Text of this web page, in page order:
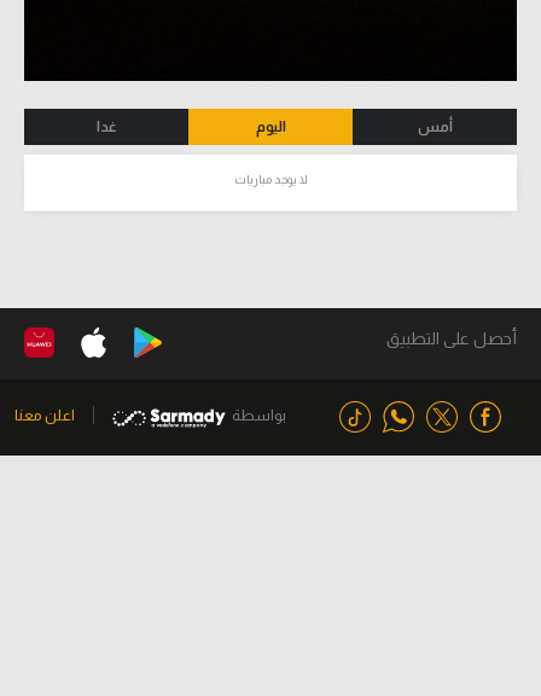
أمس اليوم غدا
لا يوجد مباريات
أحصل على التطبيق
بواسطة اعلن معنا